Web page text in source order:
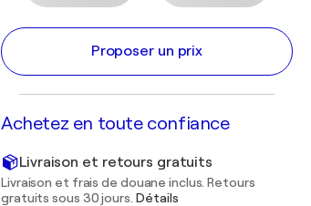
Proposer un prix
Achetez en toute confiance
Livraison et retours gratuits
Livraison et frais de douane inclus. Retours
gratuits sous 30 jours. Détails